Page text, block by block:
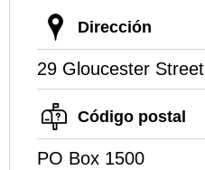
Dirección
29 Gloucester Street
Código postal
PO Box 1500